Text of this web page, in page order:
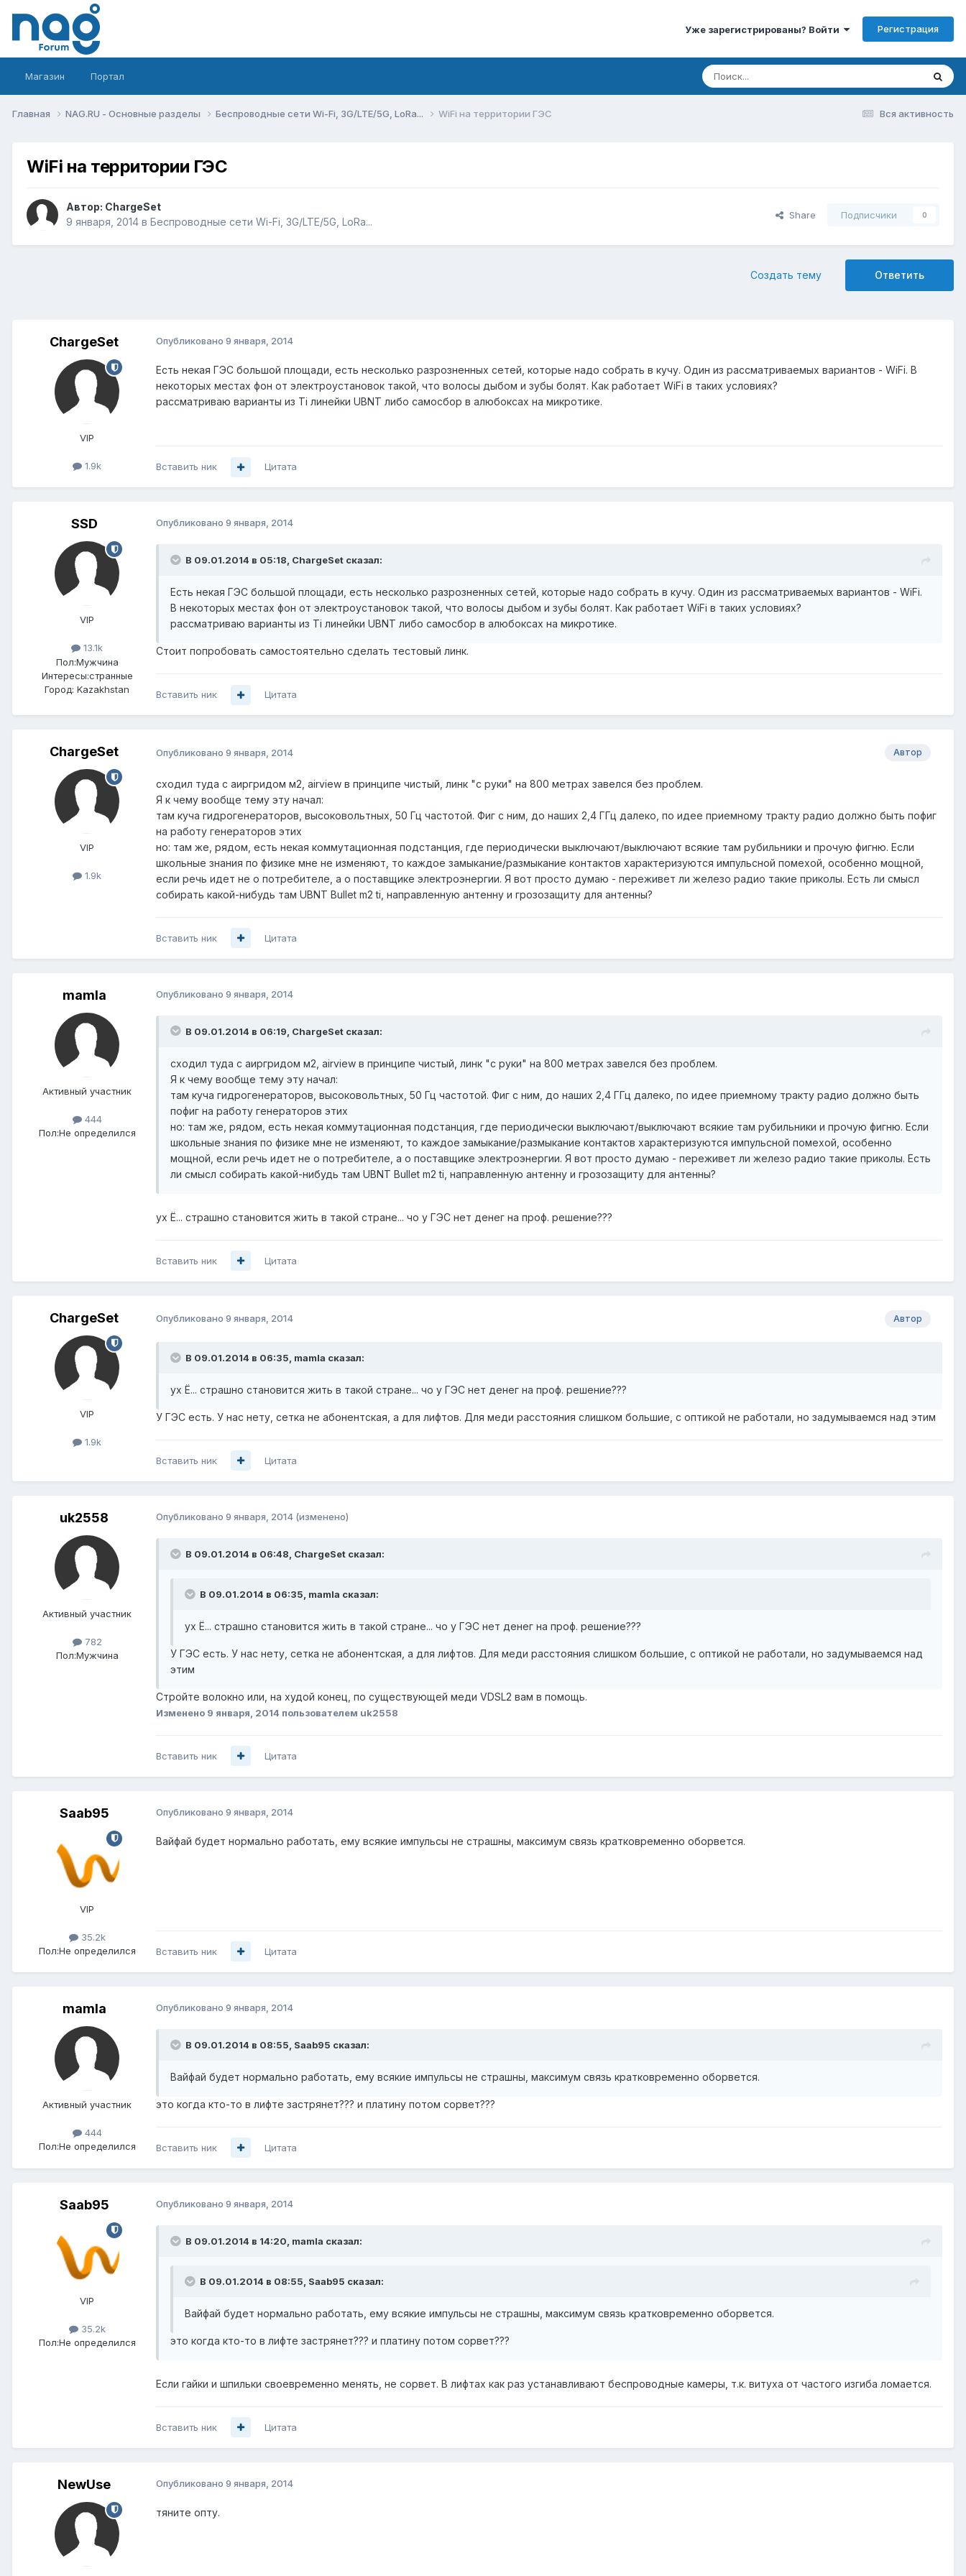
Уже зарегистрированы? Войти Регистрация
Магазин Портал
Вся активность
Главная NAG.RU - Основные разделы Беспроводные сети Wi-Fi, 3G/LTE/5G, LoRa... WiFi на территории ГЭС
WiFi на территории ГЭС
Автор: ChargeSet
9 января, 2014 в Беспроводные сети Wi-Fi, 3G/LTE/5G, LoRa...
Share Подписчики 0
Ответить
Создать тему
ChargeSet
VIP
1.9k
Опубликовано 9 января, 2014
Есть некая ГЭС большой площади, есть несколько разрозненных сетей, которые надо собрать в кучу. Один из рассматриваемых вариантов - WiFi. В
некоторых местах фон от электроустановок такой, что волосы дыбом и зубы болят. Как работает WiFi в таких условиях?
рассматриваю варианты из Ti линейки UBNT либо самосбор в алюбоксах на микротике.
Вставить ник Цитата
SSD
VIP
13.1k
Пол:Мужчина
Интересы:странные
Город: Kazakhstan
Опубликовано 9 января, 2014
В 09.01.2014 в 05:18, ChargeSet сказал:
Есть некая ГЭС большой площади, есть несколько разрозненных сетей, которые надо собрать в кучу. Один из рассматриваемых вариантов - WiFi.
В некоторых местах фон от электроустановок такой, что волосы дыбом и зубы болят. Как работает WiFi в таких условиях?
рассматриваю варианты из Ti линейки UBNT либо самосбор в алюбоксах на микротике.
Стоит попробовать самостоятельно сделать тестовый линк.
Вставить ник Цитата
ChargeSet
VIP
1.9k
Автор
Опубликовано 9 января, 2014
сходил туда с аиргридом м2, airview в принципе чистый, линк "с руки" на 800 метрах завелся без проблем.
Я к чему вообще тему эту начал:
там куча гидрогенераторов, высоковольтных, 50 Гц частотой. Фиг с ним, до наших 2,4 ГГц далеко, по идее приемному тракту радио должно быть пофиг
на работу генераторов этих
но: там же, рядом, есть некая коммутационная подстанция, где периодически выключают/выключают всякие там рубильники и прочую фигню. Если
школьные знания по физике мне не изменяют, то каждое замыкание/размыкание контактов характеризуются импульсной помехой, особенно мощной,
если речь идет не о потребителе, а о поставщике электроэнергии. Я вот просто думаю - переживет ли железо радио такие приколы. Есть ли смысл
собирать какой-нибудь там UBNT Bullet m2 ti, направленную антенну и грозозащиту для антенны?
Вставить ник Цитата
mamla
Активный участник
444
Пол:Не определился
Опубликовано 9 января, 2014
В 09.01.2014 в 06:19, ChargeSet сказал:
сходил туда с аиргридом м2, airview в принципе чистый, линк "с руки" на 800 метрах завелся без проблем.
Я к чему вообще тему эту начал:
там куча гидрогенераторов, высоковольтных, 50 Гц частотой. Фиг с ним, до наших 2,4 ГГц далеко, по идее приемному тракту радио должно быть
пофиг на работу генераторов этих
но: там же, рядом, есть некая коммутационная подстанция, где периодически выключают/выключают всякие там рубильники и прочую фигню. Если
школьные знания по физике мне не изменяют, то каждое замыкание/размыкание контактов характеризуются импульсной помехой, особенно
мощной, если речь идет не о потребителе, а о поставщике электроэнергии. Я вот просто думаю - переживет ли железо радио такие приколы. Есть
ли смысл собирать какой-нибудь там UBNT Bullet m2 ti, направленную антенну и грозозащиту для антенны?
ух Ё... страшно становится жить в такой стране... чо у ГЭС нет денег на проф. решение???
Вставить ник Цитата
ChargeSet
VIP
1.9k
Автор
Опубликовано 9 января, 2014
В 09.01.2014 в 06:35, mamla сказал:
ух Ё... страшно становится жить в такой стране... чо у ГЭС нет денег на проф. решение???
У ГЭС есть. У нас нету, сетка не абонентская, а для лифтов. Для меди расстояния слишком большие, с оптикой не работали, но задумываемся над этим
Вставить ник Цитата
uk2558
Активный участник
782
Пол:Мужчина
Опубликовано 9 января, 2014 (изменено)
В 09.01.2014 в 06:48, ChargeSet сказал:
В 09.01.2014 в 06:35, mamla сказал:
ух Ё... страшно становится жить в такой стране... чо у ГЭС нет денег на проф. решение???
У ГЭС есть. У нас нету, сетка не абонентская, а для лифтов. Для меди расстояния слишком большие, с оптикой не работали, но задумываемся над
этим
Стройте волокно или, на худой конец, по существующей меди VDSL2 вам в помощь.
Изменено 9 января, 2014 пользователем uk2558
Вставить ник Цитата
Saab95
VIP
35.2k
Пол:Не определился
Опубликовано 9 января, 2014
Вайфай будет нормально работать, ему всякие импульсы не страшны, максимум связь кратковременно оборвется.
Вставить ник Цитата
mamla
Активный участник
444
Пол:Не определился
Опубликовано 9 января, 2014
В 09.01.2014 в 08:55, Saab95 сказал:
Вайфай будет нормально работать, ему всякие импульсы не страшны, максимум связь кратковременно оборвется.
это когда кто-то в лифте застрянет??? и платину потом сорвет???
Вставить ник Цитата
Saab95
VIP
35.2k
Пол:Не определился
Опубликовано 9 января, 2014
В 09.01.2014 в 14:20, mamla сказал:
В 09.01.2014 в 08:55, Saab95 сказал:
Вайфай будет нормально работать, ему всякие импульсы не страшны, максимум связь кратковременно оборвется.
это когда кто-то в лифте застрянет??? и платину потом сорвет???
Если гайки и шпильки своевременно менять, не сорвет. В лифтах как раз устанавливают беспроводные камеры, т.к. витуха от частого изгиба ломается.
Вставить ник Цитата
NewUse Опубликовано 9 января, 2014
тяните опту.